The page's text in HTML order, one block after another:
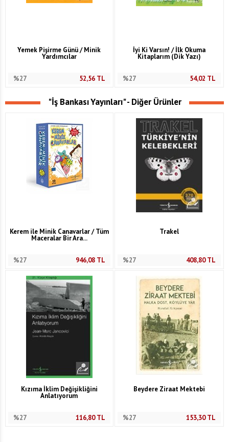
Yemek Pişirme Günü / Minik
Yardımcılar
%27 52,56TL
İyi Ki Varsın! / İlk Okuma
Kitaplarım (Dik Yazı)
%27 54,02 TL
"İş Bankası Yayınları" - Diğer Ürünler
Kerem ile Minik Canavarlar / Tüm
Maceralar Bir Ara...
%27 946,08TL
Trakel
%27 408,80TL
Kızıma İklim Değişikliğini
Anlatıyorum
%27 116,80TL
Beydere Ziraat Mektebi
%27 153,30TL